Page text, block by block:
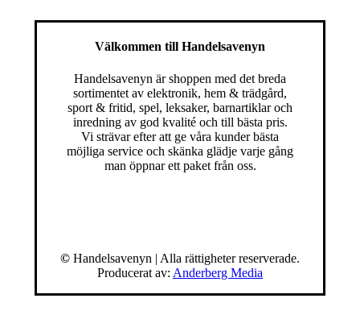
Välkommen till Handelsavenyn
Handelsavenyn är shoppen med det breda
sortimentet av elektronik, hem & trädgård,
sport & fritid, spel, leksaker, barnartiklar och
inredning av god kvalité och till bästa pris.
Vi strävar efter att ge våra kunder bästa
möjliga service och skänka glädje varje gång
man öppnar ett paket från oss.
© Handelsavenyn | Alla rättigheter reserverade.
Producerat av: Anderberg Media